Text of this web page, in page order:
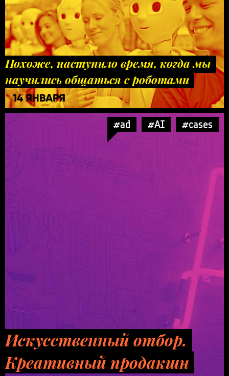
Похоже, наступило время, когда мы
научились общаться с роботами
14 ЯНВАРЯ
#ad #AI #cases
Искусственный отбор.
Креативный продакшн